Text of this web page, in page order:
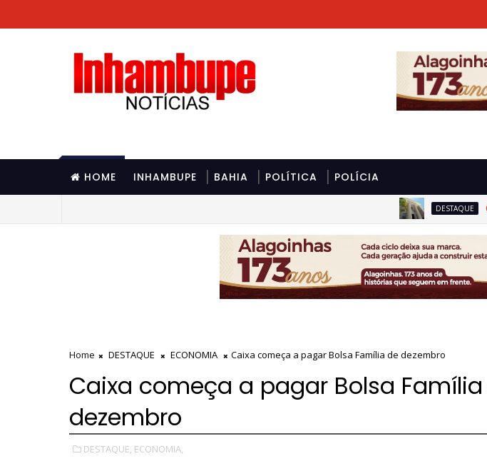
HOME INHAMBUPE BAHIA POLÍTICA POLÍCIA
DESTAQUE OAB-
Home DESTAQUE ECONOMIA Caixa começa a pagar Bolsa Família de dezembro
Caixa começa a pagar Bolsa
dezembro
DESTAQUE, ECONOMIA,